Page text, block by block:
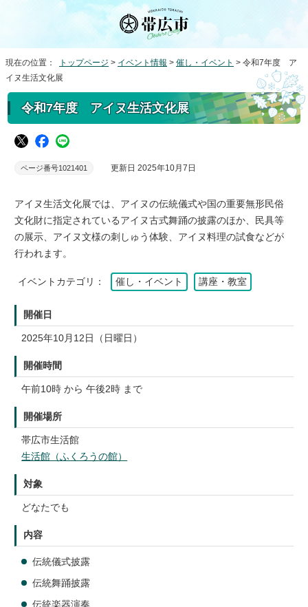
現在の位置： トップページ > イベント情報 > 催し・イベント > 令和7年度 ア
イヌ生活文化展
令和7年度 アイヌ生活文化展
ページ番号1021401 更新日 2025年10月7日
アイヌ生活文化展では、アイヌの伝統儀式や国の重要無形民俗
文化財に指定されているアイヌ古式舞踊の披露のほか、民具等
の展示、アイヌ文様の刺しゅう体験、アイヌ料理の試食などが
行われます。
イベントカテゴリ： 催し・イベント 講座・教室
開催日
2025年10月12日（日曜日）
開催時間
午前10時 から 午後2時 まで
開催場所
帯広市生活館
生活館（ふくろうの館）
対象
どなたでも
内容
伝統儀式披露
伝統舞踊披露
伝統楽器演奏